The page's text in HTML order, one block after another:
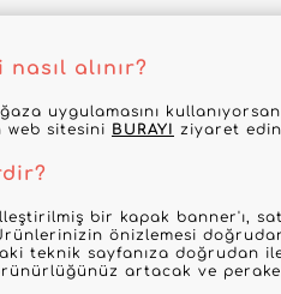
nasıl alınır?
uygulamasını
web sitesini BURAYI ziyaret
bir kapak banner'ı,
önizlemesi
teknik sayfanıza doğrudan
artacak ve